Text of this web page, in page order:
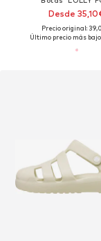
Desde
Precio original:
Último precio más bajo: